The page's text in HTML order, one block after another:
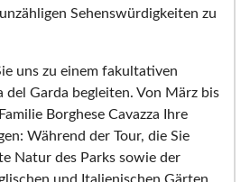
Sehenswürdigkeiten zu
uns zu einem fakultativen
del Garda begleiten. Von März bis
Borghese Cavazza Ihre
Während der Tour, die Sie
Natur des Parks sowie der
und Italienischen Gärten